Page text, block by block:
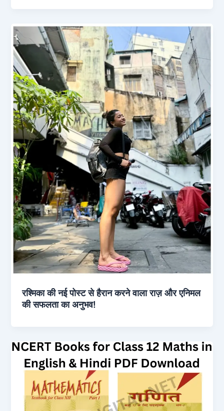
रश्मिका की नई पोस्ट से हैरान करने वाला राज़ और एनिमल
की सफलता का अनुभव!